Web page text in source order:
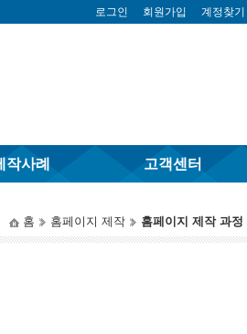
로그인 회원가입 계정찾기
작사례 고객센터
홈 홈페이지 제작 홈페이지 제작 과정